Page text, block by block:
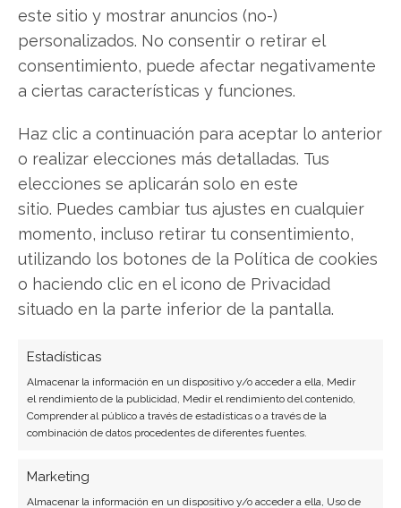
este sitio y mostrar anuncios (no-)
personalizados. No consentir o retirar el
consentimiento, puede afectar negativamente
a ciertas características y funciones.
Haz clic a continuación para aceptar lo anterior
o realizar elecciones más detalladas. Tus
elecciones se aplicarán solo en este
sitio. Puedes cambiar tus ajustes en cualquier
momento, incluso retirar tu consentimiento,
utilizando los botones de la Política de cookies
o haciendo clic en el icono de Privacidad
situado en la parte inferior de la pantalla.
Estadísticas
Almacenar la información en un dispositivo y/o acceder a ella, Medir
el rendimiento de la publicidad, Medir el rendimiento del contenido,
Comprender al público a través de estadísticas o a través de la
combinación de datos procedentes de diferentes fuentes.
Marketing
Almacenar la información en un dispositivo y/o acceder a ella, Uso de
D-Wave Quantum
Compartir este artículo
Facebook
LinkedIn
Copiar enlace
Javier Martínez González